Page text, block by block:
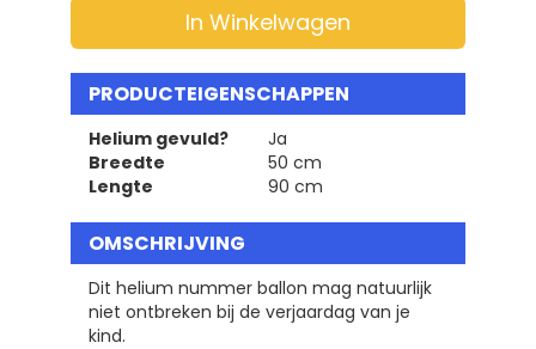
In Winkelwagen
PRODUCTEIGENSCHAPPEN
Helium gevuld?
Ja
Breedte
50 cm
Lengte
90 cm
OMSCHRIJVING
Dit helium nummer ballon mag natuurlijk
niet ontbreken bij de verjaardag van je
kind.